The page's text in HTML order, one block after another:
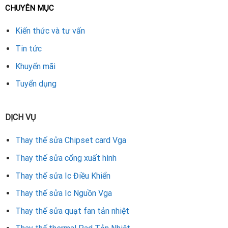
kiện.
Bước 3: Tháo Quạt Cũ
Dùng tua vít tháo các ốc cố định quạt trên tản nhiệt.
mềm.
Bước 4: Lắp Quạt Mới
Gắn quạt mới vào vị trí cũ, đảm bảo khớp với các điểm
cố định.
Kết nối dây nguồn quạt vào bo mạch.
Kiểm tra các vít và dây cáp, đảm bảo mọi thứ được cố
định chắc chắn.
CHUYÊN MỤC
Kiến thức và tư vấn
Tin tức
Khuyến mãi
Tuyển dụng
DỊCH VỤ
Thay thế sửa Chipset card Vga
Thay thế sửa cổng xuất hình
Thay thế sửa Ic Điều Khiển
Thay thế sửa Ic Nguồn Vga
Thay thế sửa quạt fan tản nhiệt